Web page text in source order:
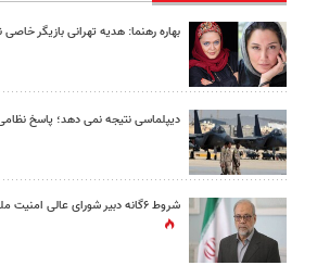
بهاره رهنما: هدیه تهرانی بازیگر
دیپلماسی نتیجه‌ نمی دهد؛ پاسخ
شروط ۶گانه دبیر شورای عالی امنیت ملی برای بازگشایی تنگه هرمز